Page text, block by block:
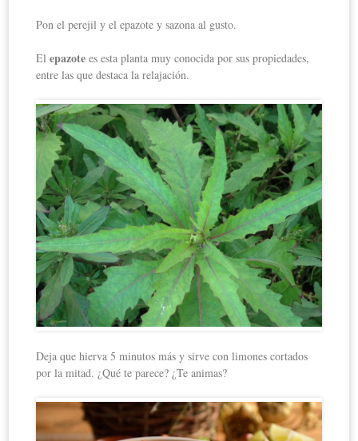
Pon el perejil y el epazote y sazona al gusto.
Elepazote es esta planta muy conocida por sus propiedades,
entre las que destaca la relajación.
Deja que hierva 5 minutos más y sirve con limones cortados
por la mitad. ¿Qué te parece? ¿Te animas?